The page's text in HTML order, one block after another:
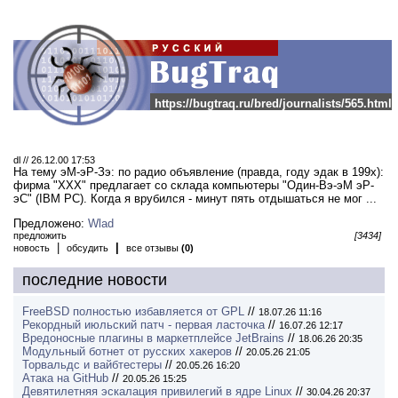
https://bugtraq.ru/bred/journalists/565.html
dl // 26.12.00 17:53
На тему эМ-эР-Зэ: по радио объявление (правда, году эдак в 199x):
фирма "ХХХ" предлагает со склада компьютеры "Один-Вэ-эМ эР-
эС" (IBM PC). Когда я врубился - минут пять отдышаться не мог ...
Предложено: Wlad
предложить
новость
обсудить все отзывы (0)
[3434]
последние новости
FreeBSD полностью избавляется от GPL // 18.07.26 11:16
Рекордный июльский патч - первая ласточка// 16.07.26 12:17
Вредоносные плагины в маркетплейсе JetBrains // 18.06.26 20:35
Модульный ботнет от русских хакеров // 20.05.26 21:05
Торвальдс и вайбтестеры // 20.05.26 16:20
Атака на GitHub // 20.05.26 15:25
Девятилетняя эскалация привилегий в ядре Linux // 30.04.26 20:37